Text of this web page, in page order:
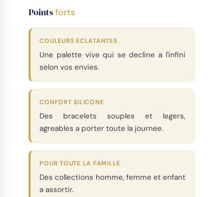
Pointsforts
COULEURS ECLATANTES
Une palette vive qui se decline a l'infini
selon vos envies.
CONFORT SILICONE
Des bracelets souples et legers,
agreables a porter toute la journee.
POUR TOUTE LA FAMILLE
Des collections homme, femme et enfant
a assortir.